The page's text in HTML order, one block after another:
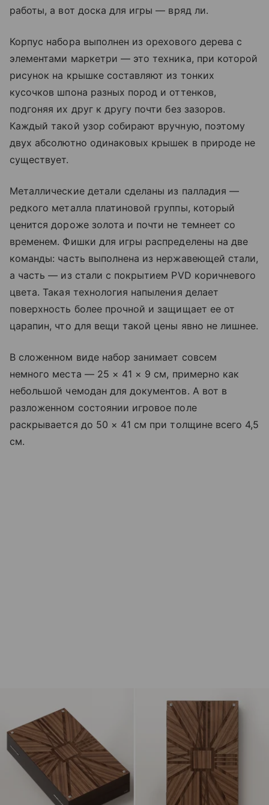
работы, а вот доска для игры — вряд ли.
Корпус набора выполнен из орехового дерева с
элементами маркетри — это техника, при которой
рисунок на крышке составляют из тонких
кусочков шпона разных пород и оттенков,
подгоняя их друг к другу почти без зазоров.
Каждый такой узор собирают вручную, поэтому
двух абсолютно одинаковых крышек в природе не
существует.
Металлические детали сделаны из палладия —
редкого металла платиновой группы, который
ценится дороже золота и почти не темнеет со
временем. Фишки для игры распределены на две
команды: часть выполнена из нержавеющей стали,
а часть — из стали с покрытием PVD коричневого
цвета. Такая технология напыления делает
поверхность более прочной и защищает ее от
царапин, что для вещи такой цены явно не лишнее.
В сложенном виде набор занимает совсем
немного места — 25 × 41 × 9 см, примерно как
небольшой чемодан для документов. А вот в
разложенном состоянии игровое поле
раскрывается до 50 × 41 см при толщине всего 4,5
см.